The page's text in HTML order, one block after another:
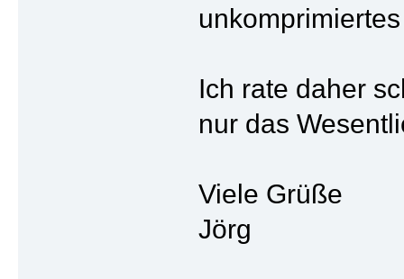
Ich rate daher
nur das
Viele Grüße
Jörg